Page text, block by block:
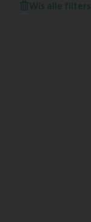
Wis alle filters